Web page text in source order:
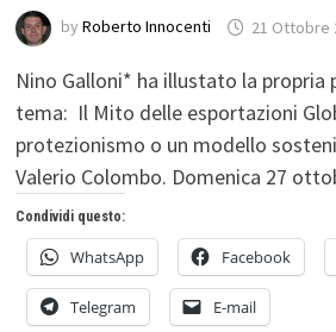
by Roberto Innocenti 21 Ottobre
Nino Galloni* ha illustato la propria
tema: Il Mito delle esportazioni
protezionismo o un modello
Valerio Colombo. Domenica 27
Condividi questo:
WhatsApp Facebook
Telegram E-mail